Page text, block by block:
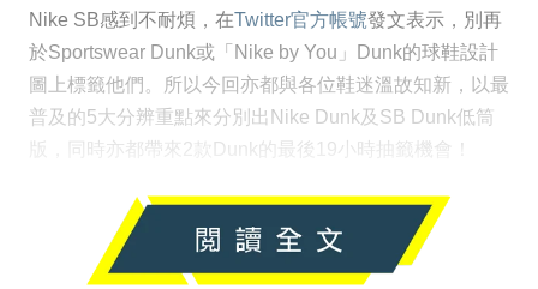
Nike SB感到不耐煩，在Twitter官方帳號發文表示，別再
於Sportswear Dunk或「Nike by You」Dunk的球鞋設計
圖上標籤他們。所以今回亦都與各位鞋迷溫故知新，以最
普及的5大分辨重點來分別出Nike Dunk及SB Dunk低筒
版，同時亦都帶來2款Dunk的最後19小時抽籤機會！